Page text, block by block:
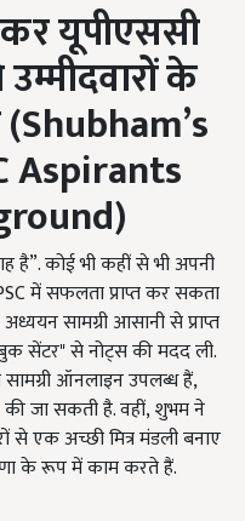
यूपीएससी
उम्मीदवारोंके
Shubham’s
Aspirants
है”. कोई भी कहीं से भी अपनी
में सफलता प्राप्त कर सकता
सामग्री आसानी से प्राप्त
सेंटर" से नोट्स की मदद ली.
ऑनलाइन उपलब्ध हैं,
जा सकती है. वहीं, शुभम ने
से एक अच्छी मित्र मंडली बनाए
के रूप में काम करते हैं.